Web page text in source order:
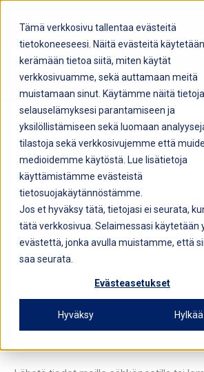
Tämä verkkosivu tallentaa evästeitä
tietokoneeseesi. Näitä evästeitä käytetään
kerämään tietoa siitä, miten käytät
verkkosivuamme, sekä auttamaan meitä
muistamaan sinut. Käytämme näitä tietoja
selauselämyksesi parantamiseen ja
yksilöllistämiseen sekä luomaan
tilastoja sekä verkkosivujemme että
medioidemme käytöstä. Lue lisätietoja
käyttämistämme evästeistä
tietosuojakäytännöstämme.
Jos et hyväksy tätä, tietojasi ei seurata,
tätä verkkosivua. Selaimessasi käytetään
evästettä, jonka avulla muistamme, että
saa seurata.
Evästeasetukset
Hyväksy Hylkää
sisältöön
Pyydä tarjous energiatodistuksesta
Tarvitsetko energiatodistuksen
tai liikekiinteistölle? Olemme valmiina
tarjous energiatodistuksesta jo tänään.
asiakkaita Helsingissä, Espoossa,
Uudellamaalla.
Mitä tietoja tarvitsemme
Tarvitsemme vain muutaman
Rakennuksen tyyppi ja pinta-ala
Rakennusvuosi